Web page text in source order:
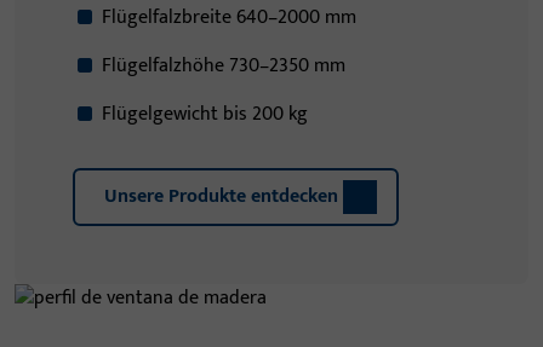
Flügelfalzbreite 640–2000 mm
Flügelfalzhöhe 730–2350 mm
Flügelgewicht bis 200 kg
Unsere Produkte entdecken